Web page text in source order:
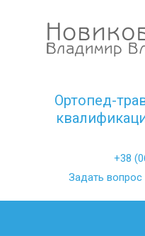
Ортопед-
+38
Задать вопрос